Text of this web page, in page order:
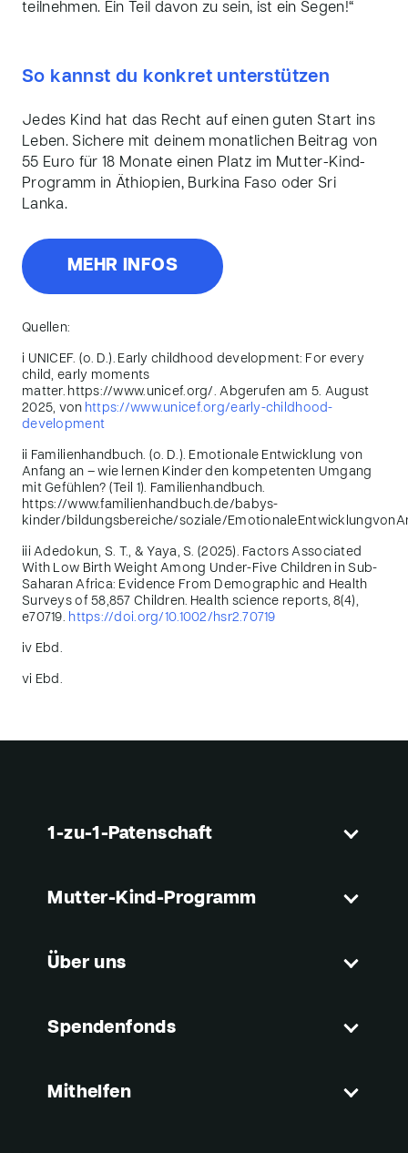
teilnehmen. Ein Teil davon zu sein, ist ein Segen!“
So kannst du konkret unterstützen
Jedes Kind hat das Recht auf einen guten Start ins
Leben. Sichere mit deinem monatlichen Beitrag von
55 Euro für 18 Monate einen Platz im Mutter-Kind-
Programm in Äthiopien, Burkina Faso oder Sri
Lanka.
MEHR INFOS
Quellen:
i UNICEF. (o. D.). Early childhood development: For every
child, early moments
matter. https://www.unicef.org/. Abgerufen am 5. August
2025, von https://www.unicef.org/early-childhood-
development
ii Familienhandbuch. (o. D.). Emotionale Entwicklung von
Anfang an – wie lernen Kinder den kompetenten Umgang
mit Gefühlen? (Teil 1). Familienhandbuch.
https://www.familienhandbuch.de/babys-
kinder/bildungsbereiche/soziale/
iii Adedokun, S. T., & Yaya, S. (2025). Factors Associated
With Low Birth Weight Among Under-Five Children in Sub-
Saharan Africa: Evidence From Demographic and Health
Surveys of 58,857 Children. Health science reports, 8(4),
e70719. https://doi.org/10.1002/hsr2.70719
iv Ebd.
vi Ebd.
1-zu-1-Patenschaft
Mutter-Kind-Programm
Über uns
Spendenfonds
Mithelfen